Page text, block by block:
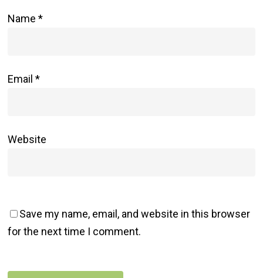
Name*
Email*
Website
Save my name, email, and website in this browser
for the next time I comment.